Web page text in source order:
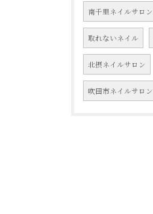
南千里ネイルサロン
取れないネイル
北摂ネイルサロン
吹田市ネイルサロン